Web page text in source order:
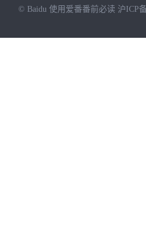
© Baidu 使用爱番番前必读 沪ICP